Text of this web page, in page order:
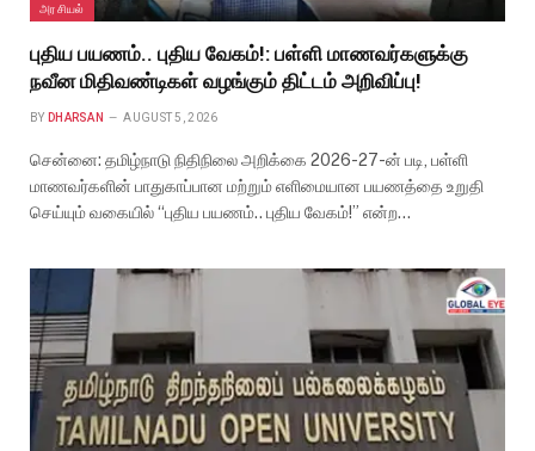
அரசியல்
புதிய பயணம்.. புதிய வேகம்!: பள்ளி மாணவர்களுக்கு
நவீன மிதிவண்டிகள் வழங்கும் திட்டம் அறிவிப்பு!
BY DHARSAN AUGUST 5, 2026
சென்னை: தமிழ்நாடு நிதிநிலை அறிக்கை 2026-27-ன் படி, பள்ளி
மாணவர்களின் பாதுகாப்பான மற்றும் எளிமையான பயணத்தை உறுதி
செய்யும் வகையில் “புதிய பயணம்.. புதிய வேகம்!” என்ற…